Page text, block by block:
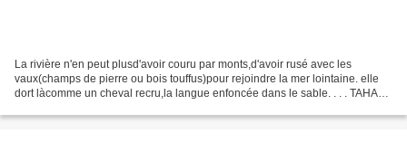
La rivière n'en peut plusd'avoir couru par monts,d'avoir rusé avec les
vaux(champs de pierre ou bois touffus)pour rejoindre la mer lointaine. elle
dort làcomme un cheval recru,la langue enfoncée dans le sable. . . . TAHAR